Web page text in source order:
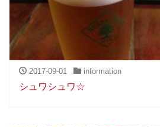
2017-09-01 information
シュワシュワ☆